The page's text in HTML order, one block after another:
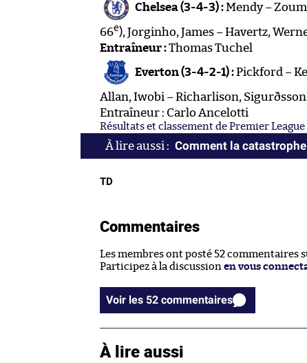
Chelsea (3-4-3) :Mendy –
66e), Jorginho, James – Havertz,
Entraîneur :Thomas Tuchel
Everton (3-4-2-1) :Pickford –
Allan, Iwobi – Richarlison, Sigurðsson
Entraîneur : Carlo Ancelotti
Résultats et classement de Premier League
Comment la
TD
Commentaires
Les membres ont posté 52 commentaires
Participez à la discussion en vous
Voir les 52 commentaires
À lire aussi